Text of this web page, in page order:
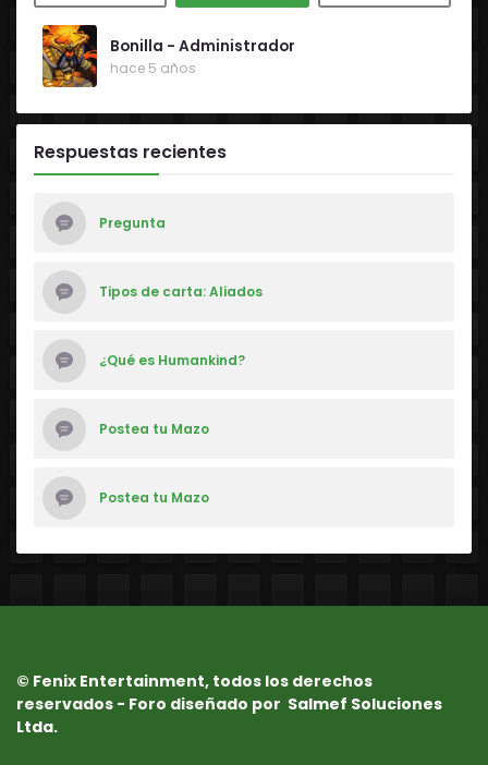
Bonilla - Administrador
hace 5 años
Respuestas recientes
Pregunta
Tipos de carta: Aliados
¿Qué es Humankind?
Postea tu Mazo
Postea tu Mazo
© Fenix Entertainment, todos los derechos
reservados - Foro diseñado por Salmef Soluciones
Ltda.